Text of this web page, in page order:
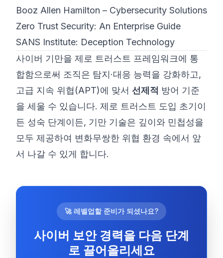
Booz Allen Hamilton – Cybersecurity Solutions
Zero Trust Security: An Enterprise Guide
SANS Institute: Deception Technology
사이버 기만을 제로 트러스트 프레임워크에 통
합함으로써 조직은 탐지·대응 능력을 강화하고,
고급 지속 위협(APT)에 맞서 선제적 방어 기준
을 세울 수 있습니다. 제로 트러스트 도입 초기이
든 성숙 단계이든, 기만 기술은 깊이와 민첩성을
모두 제공하여 변화무쌍한 위협 환경 속에서 앞
서 나갈 수 있게 합니다.
🚀 레벨업할 준비가 되셨나요?
사이버 보안 경력을 다음 단계
로 끌어올리세요